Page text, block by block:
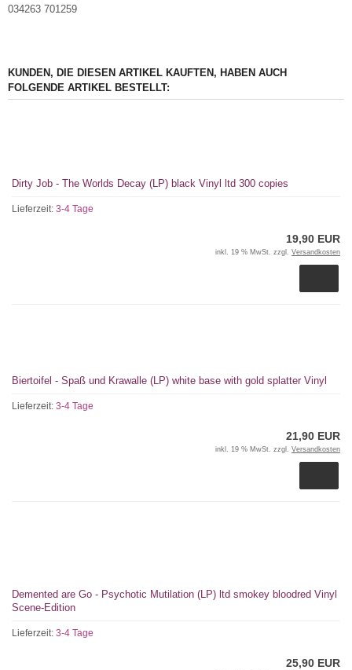
034263 701259
KUNDEN, DIE DIESEN ARTIKEL KAUFTEN, HABEN AUCH
FOLGENDE ARTIKEL BESTELLT:
Dirty Job - The Worlds Decay (LP) black Vinyl ltd 300 copies
Lieferzeit: 3-4 Tage
19,90 EUR
inkl. 19 % MwSt. zzgl. Versandkosten
Biertoifel - Spaß und Krawalle (LP) white base with gold splatter Vinyl
Lieferzeit: 3-4 Tage
21,90 EUR
inkl. 19 % MwSt. zzgl. Versandkosten
Demented are Go - Psychotic Mutilation (LP) ltd smokey bloodred Vinyl
Scene-Edition
Lieferzeit: 3-4 Tage
25,90 EUR